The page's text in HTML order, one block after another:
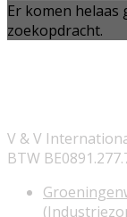
Er komen
zoekopdracht.
V & V
BTW